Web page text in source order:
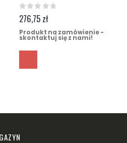
0z 5
276,75 zł
Produkt na zamówienie -
skontaktuj się z nami!